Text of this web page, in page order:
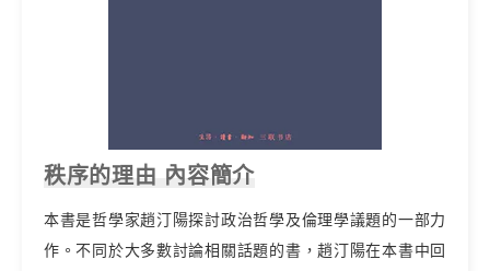
秩序的理由 內容簡介
本書是哲學家趙汀陽探討政治哲學及倫理學議題的一部力
作。不同於大多數討論相關話題的書，趙汀陽在本書中回